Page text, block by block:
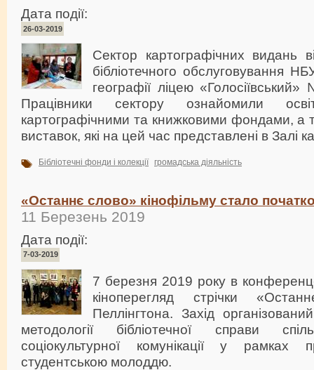
Дата події:
26-03-2019
Cектор картографічних видань
бібліотечного обслуговування
географії ліцею
Працівники сектору ознайомили
картографічними та книжковими фондами, а
виставок, які на цей час представлені в Залі
Бібліотечні фонди і колекції громадська діяльність
«Останнє слово» кінофільму стало
11 Березень 2019
Дата події:
7-03-2019
7 березня 2019 року в
кіноперегляд стрічки
Пеллінгтона. Захід
методології бібліотечної справи
соціокультурної комунікації у рамках
студентською молоддю.